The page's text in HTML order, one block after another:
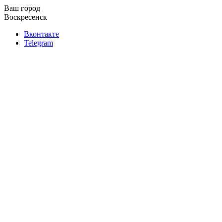
Ваш город
Воскресенск
Вконтакте
Telegram